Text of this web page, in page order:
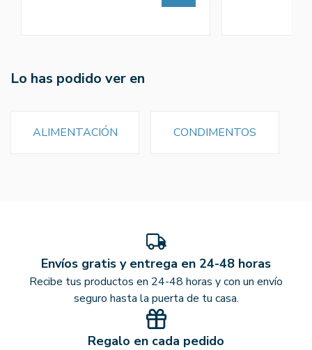
Lo has podido ver en
ALIMENTACIÓN CONDIMENTOS
Envíos gratis y entrega en 24-48 horas
Recibe tus productos en 24-48 horas y con un envío
seguro hasta la puerta de tu casa.
Regalo en cada pedido